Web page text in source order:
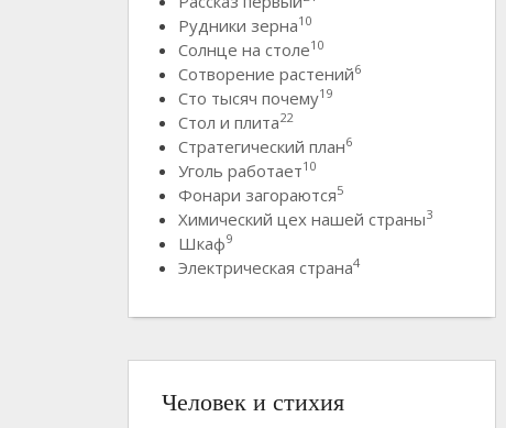
Рудники зерна10
Солнце на столе10
Сотворение растений6
Сто тысяч почему19
Стол и плита22
Стратегический план6
Уголь работает10
Фонари загораются5
Химический цех нашей страны3
Шкаф9
Электрическая страна4
Человек и стихия